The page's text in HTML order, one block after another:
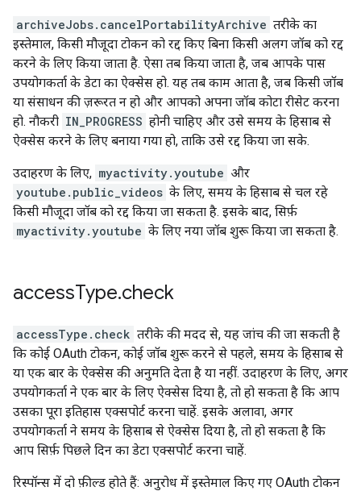
archiveJobs.cancelPortabilityArchive तरीके का
इस्तेमाल, किसी मौजूदा टोकन को रद्द किए बिना किसी अलग जॉब को रद्द
करने के लिए किया जाता है. ऐसा तब किया जाता है, जब आपके पास
उपयोगकर्ता के डेटा का ऐक्सेस हो. यह तब काम आता है, जब किसी जॉब
या संसाधन की ज़रूरत न हो और आपको अपना जॉब कोटा रीसेट करना
हो. नौकरी IN_PROGRESS होनी चाहिए और उसे समय के हिसाब से
ऐक्सेस करने के लिए बनाया गया हो, ताकि उसे रद्द किया जा सके.
उदाहरण के लिए, myactivity.youtube और
youtube.public_videos के लिए, समय के हिसाब से चल रहे
किसी मौजूदा जॉब को रद्द किया जा सकता है. इसके बाद, सिर्फ़
myactivity.youtube के लिए नया जॉब शुरू किया जा सकता है.
accessType.check
accessType.check तरीके की मदद से, यह जांच की जा सकती है
कि कोई OAuth टोकन, कोई जॉब शुरू करने से पहले, समय के हिसाब से
या एक बार के ऐक्सेस की अनुमति देता है या नहीं. उदाहरण के लिए, अगर
उपयोगकर्ता ने एक बार के लिए ऐक्सेस दिया है, तो हो सकता है कि आप
उसका पूरा इतिहास एक्सपोर्ट करना चाहें. इसके अलावा, अगर
उपयोगकर्ता ने समय के हिसाब से ऐक्सेस दिया है, तो हो सकता है कि
आप सिर्फ़ पिछले दिन का डेटा एक्सपोर्ट करना चाहें.
रिस्पॉन्स में दो फ़ील्ड होते हैं: अनुरोध में इस्तेमाल किए गए OAuth टोकन